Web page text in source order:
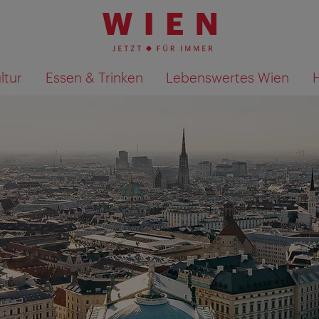
Essen & Trinken Lebenswertes Wien